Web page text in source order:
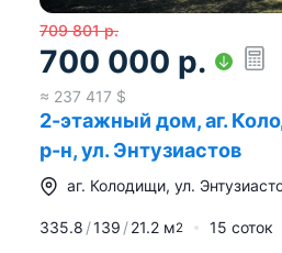
709 801 р.
700 000 р.
≈ 237 417 $
2-этажный дом, аг.
р-н, ул. Энтузиастов
аг. Колодищи, ул.
335.8 139 21.2 м2 15 соток